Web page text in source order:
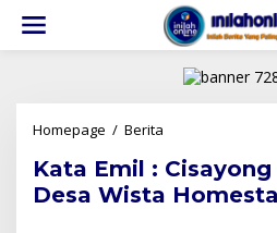
konten
Homepage / Berita
Cisayong
Harus
Kata Emil :
Desa Wista